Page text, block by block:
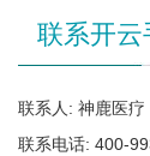
联系开云
联系人: 神鹿医疗
联系电话: 400-